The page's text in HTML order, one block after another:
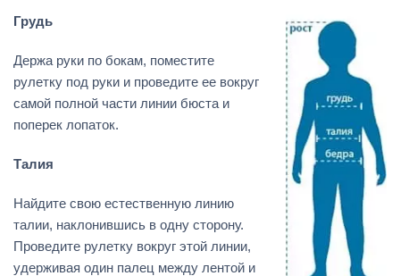
Грудь
Держа руки по бокам, поместите
рулетку под руки и проведите ее вокруг
самой полной части линии бюста и
поперек лопаток.
Талия
Найдите свою естественную линию
талии, наклонившись в одну сторону.
Проведите рулетку вокруг этой линии,
удерживая один палец между лентой и